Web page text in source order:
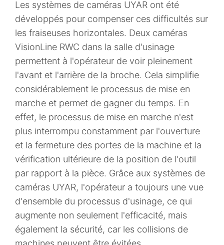
Les systèmes de caméras UYAR ont été
développés pour compenser ces difficultés sur
les fraiseuses horizontales. Deux caméras
VisionLine RWC dans la salle d'usinage
permettent à l'opérateur de voir pleinement
l'avant et l'arrière de la broche. Cela simplifie
considérablement le processus de mise en
marche et permet de gagner du temps. En
effet, le processus de mise en marche n'est
plus interrompu constamment par l'ouverture
et la fermeture des portes de la machine et la
vérification ultérieure de la position de l'outil
par rapport à la pièce. Grâce aux systèmes de
caméras UYAR, l'opérateur a toujours une vue
d'ensemble du processus d'usinage, ce qui
augmente non seulement l'efficacité, mais
également la sécurité, car les collisions de